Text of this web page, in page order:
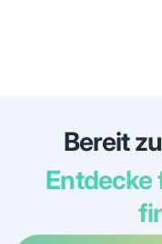
Bereit
Entdecke